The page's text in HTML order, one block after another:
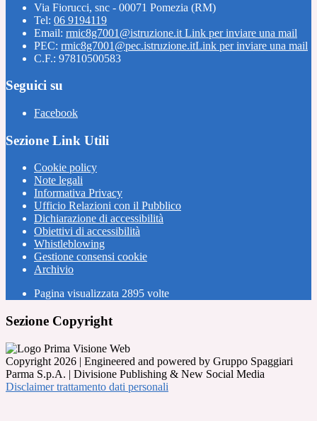
Via Fiorucci, snc - 00071 Pomezia (RM)
Tel: 06 9194119
Email: rmic8g7001@istruzione.it Link per inviare una mail
PEC: rmic8g7001@pec.istruzione.itLink per inviare una mail
C.F.: 97810500583
Seguici su
Facebook
Sezione Link Utili
Cookie policy
Note legali
Informativa Privacy
Ufficio Relazioni con il Pubblico
Dichiarazione di accessibilità
Obiettivi di accessibilità
Whistleblowing
Gestione consensi cookie
Archivio
Pagina visualizzata 2895 volte
Sezione Copyright
Copyright 2026 | Engineered and powered by Gruppo Spaggiari
Parma S.p.A. | Divisione Publishing & New Social Media
Disclaimer trattamento dati personali